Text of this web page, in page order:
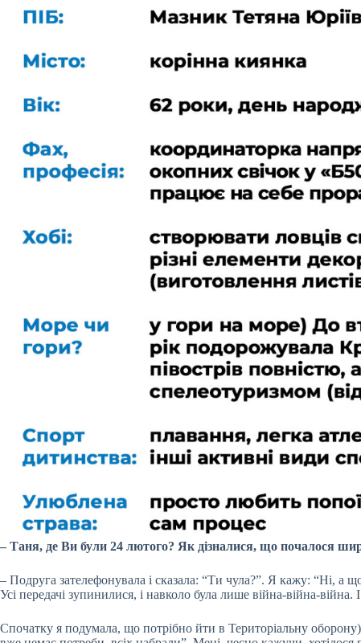
– Таня, де Ви були 24 лютого? Як дізналися, що почалося
– Подруга зателефонувала і сказала: “Ти чула?”. Я кажу: “Ні, а
Усі передачі зупинилися, і навколо була лише війна-війна-
Спочатку я подумала, що потрібно йти в Територіальну